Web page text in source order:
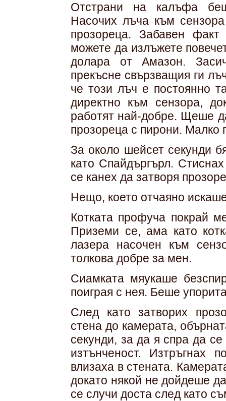
Отстрани на калъфа
Насочих лъча към
прозореца. Забавен
можете да излъжете
долара от Амазон.
прекъсне свързващия ги
че този лъч е постоянно
директно към сензора,
работят най-добре. Щеше
прозореца с пирони. Малко
За около шейсет секунди
като Спайдъргърл.
се канех да затворя
Нещо, което отчаяно
Котката профуча покрай
Приземи се, ама като
лазера насочен към
толкова добре за мен.
Сиамката мяукаше
поиграя с нея. Беше
След като затворих
стена до камерата,
секунди, за да я спра да
изтънченост. Изтръгнах
влизаха в стената.
докато някой не дойдеше
се случи доста след като